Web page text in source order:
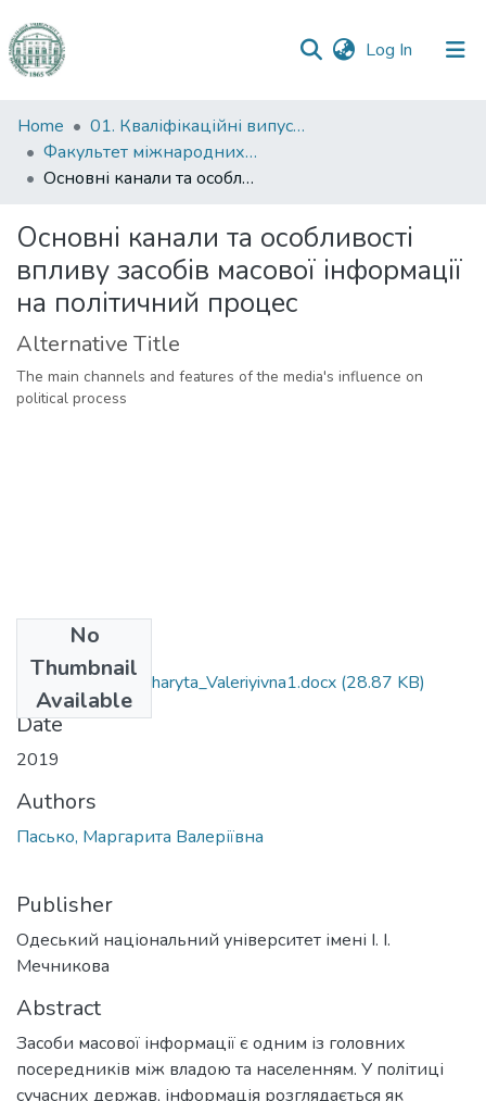
Log In (current)
Communities
&
Collections
Statistics
Home
01. Кваліфікаційні випускні роботи здобувачів вищої освіти
Факультет міжнародних відносин, політології та соціології
Основні канали та особливості впливу засобів масової інформації на політичний процес
Основні канали та особливості
впливу засобів масової інформації
на політичний процес
Alternative Title
The main channels and features of the media's influence on
political process
No
Thumbnail
Available
052_Pas_ko_Marharyta_Valeriyivna1.docx (28.87 KB)
Date
2019
Authors
Пасько, Маргарита Валеріївна
Publisher
Одеський національний університет імені І. І.
Мечникова
Abstract
Засоби масової інформації є одним із головних
посередників між владою та населенням. У політиці
сучасних держав, інформація розглядається як